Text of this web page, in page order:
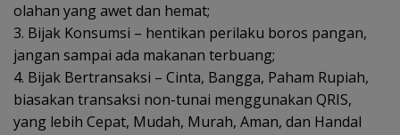
olahan yang awet dan hemat;
3. Bijak Konsumsi – hentikan perilaku boros pangan,
jangan sampai ada makanan terbuang;
4. Bijak Bertransaksi – Cinta, Bangga, Paham Rupiah,
biasakan transaksi non-tunai menggunakan QRIS,
yang lebih Cepat, Mudah, Murah, Aman, dan Handal